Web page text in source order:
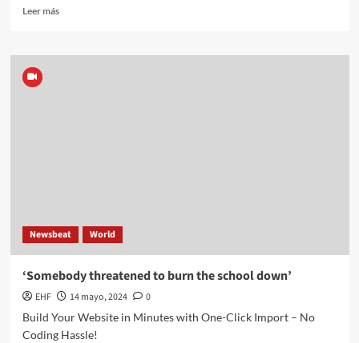
Leer más
Newsbeat World
‘Somebody threatened to burn the school down’
EHF 14 mayo, 2024
0
Build Your Website in Minutes with One-Click Import – No
Coding Hassle!